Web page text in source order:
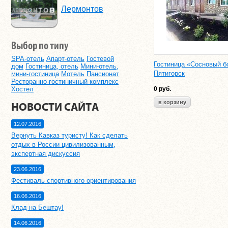
Гостиница «Сосновый
Пятигорск
0 руб.
Лермонтов
Выбор по типу
SPA-отель Апарт-отель Гостевой
дом Гостиница, отель Мини-отель,
мини-гостиница Мотель Пансионат
Ресторанно-гостиничный комплекс
Хостел
НОВОСТИ САЙТА
12.07.2016
Вернуть Кавказ туристу! Как сделать
отдых в России цивилизованным,
экспертная дискуссия
23.06.2016
Фестиваль спортивного ориентирования
16.06.2016
Клад на Бештау!
14.06.2016